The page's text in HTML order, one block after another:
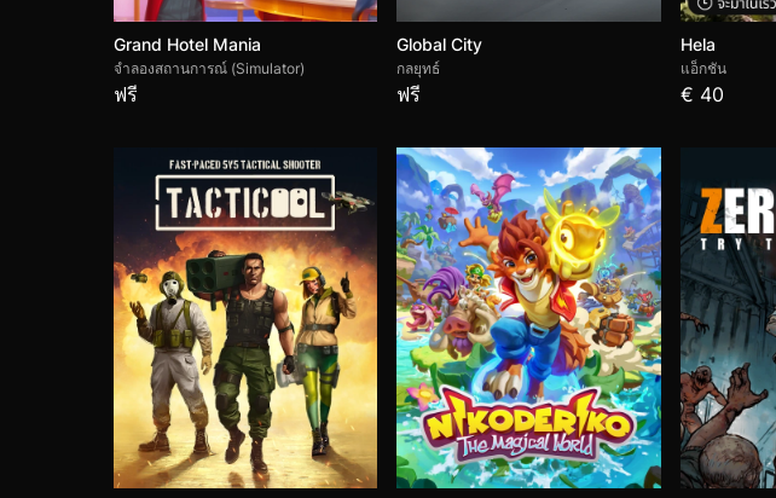
Grand Hotel Mania
จำลองสถานการณ์ (Simulator)
ฟรี
Global City
กลยุทธ์
ฟรี
Hela
แอ็กชัน
€ 40